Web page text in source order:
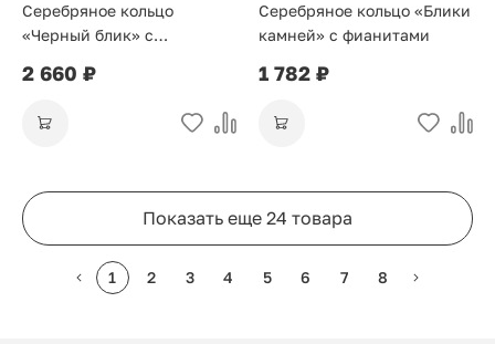
Серебряное кольцо
«Черный блик» с
позолотой
2 660 ₽
Серебряное кольцо «Блики
камней» с фианитами
1 782 ₽
Показать еще 24 товара
1 2 3 4 5 6 7 8